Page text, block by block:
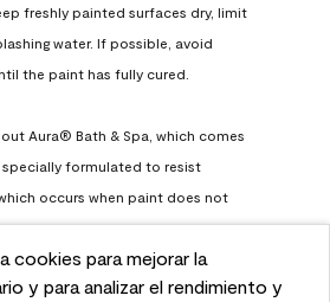
to enhance user experience
cookies para mejorar la
y para analizar el rendimiento y
freshly painted surfaces dry, limit
water. If possible, avoid
the paint has fully cured.
Aura® Bath & Spa, which comes
formulated to resist
occurs when paint does not
cure before being exposed to
more, feel free to check it out here:
en-us/interior-exterior-